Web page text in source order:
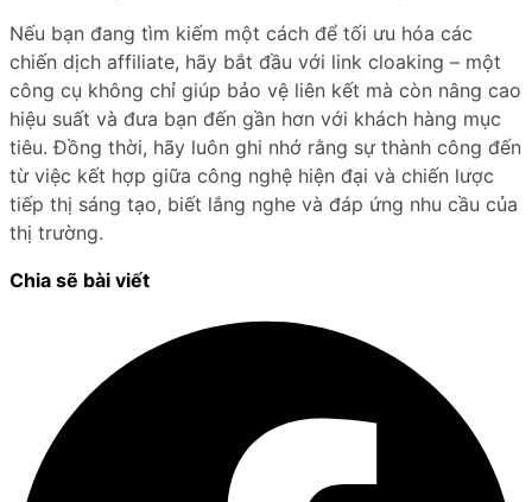
Nếu bạn đang tìm kiếm một cách để tối ưu hóa các
chiến dịch affiliate, hãy bắt đầu với link cloaking – một
công cụ không chỉ giúp bảo vệ liên kết mà còn nâng cao
hiệu suất và đưa bạn đến gần hơn với khách hàng mục
tiêu. Đồng thời, hãy luôn ghi nhớ rằng sự thành công đến
từ việc kết hợp giữa công nghệ hiện đại và chiến lược
tiếp thị sáng tạo, biết lắng nghe và đáp ứng nhu cầu của
thị trường.
Chia sẽ bài viết